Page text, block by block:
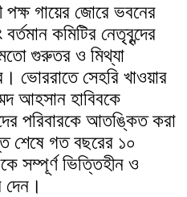
পক্ষ গায়ের জোরে ভবনের
কমিটির নেতৃবৃন্দের
গুরুতর ও মিথ্যা
ভোররাতে সেহরি খাওয়ার
আহসান হাবিবকে
পরিবারকে আতঙ্কিত করা
শেষে গত বছরের ১০
সম্পূর্ণ ভিত্তিহীন ও
দেন।